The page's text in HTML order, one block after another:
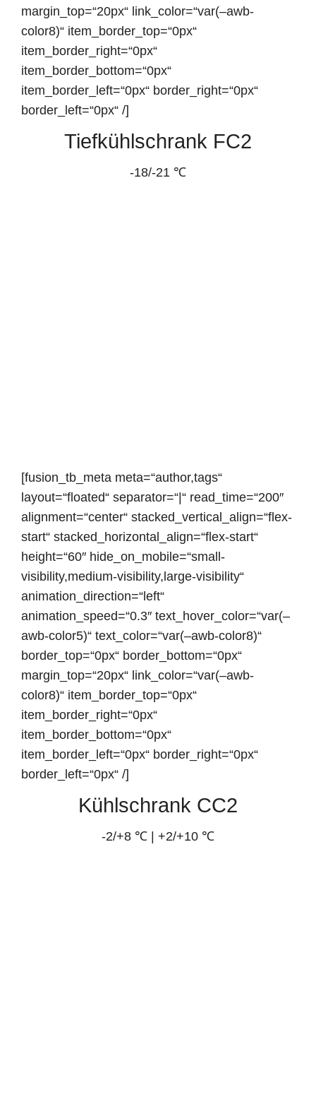
margin_top=“20px“ link_color=“var(–awb-
color8)“ item_border_top=“0px“
item_border_right=“0px“
item_border_bottom=“0px“
item_border_left=“0px“ border_right=“0px“
border_left=“0px“ /]
Tiefkühlschrank FC2
-18/-21 ℃
[fusion_tb_meta meta=“author,tags“
layout=“floated“ separator=“|“ read_time=“200″
alignment=“center“ stacked_vertical_align=“flex-
start“ stacked_horizontal_align=“flex-start“
height=“60″ hide_on_mobile=“small-
visibility,medium-visibility,large-visibility“
animation_direction=“left“
animation_speed=“0.3″ text_hover_color=“var(–
awb-color5)“ text_color=“var(–awb-color8)“
border_top=“0px“ border_bottom=“0px“
margin_top=“20px“ link_color=“var(–awb-
color8)“ item_border_top=“0px“
item_border_right=“0px“
item_border_bottom=“0px“
item_border_left=“0px“ border_right=“0px“
border_left=“0px“ /]
Kühlschrank CC2
-2/+8 ℃ | +2/+10 ℃